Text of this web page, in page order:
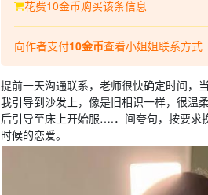
花费10金币购买该条信息
向作者支付10金币查看小姐姐联系方式
提前一天沟通联系，老师很快确定时间，
我引导到沙发上，像是旧相识一样，很温
后引导至床上开始服….．间夸句，按要求
时候的恋爱。